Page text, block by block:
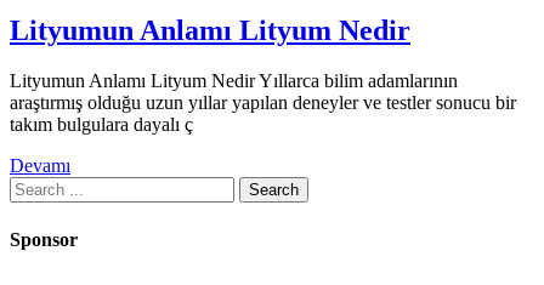
Lityumun Anlamı Lityum Nedir
Lityumun Anlamı Lityum Nedir Yıllarca bilim adamlarının
araştırmış olduğu uzun yıllar yapılan deneyler ve testler sonucu bir
takım bulgulara dayalı ç
Devamı
Search
for:
Sponsor